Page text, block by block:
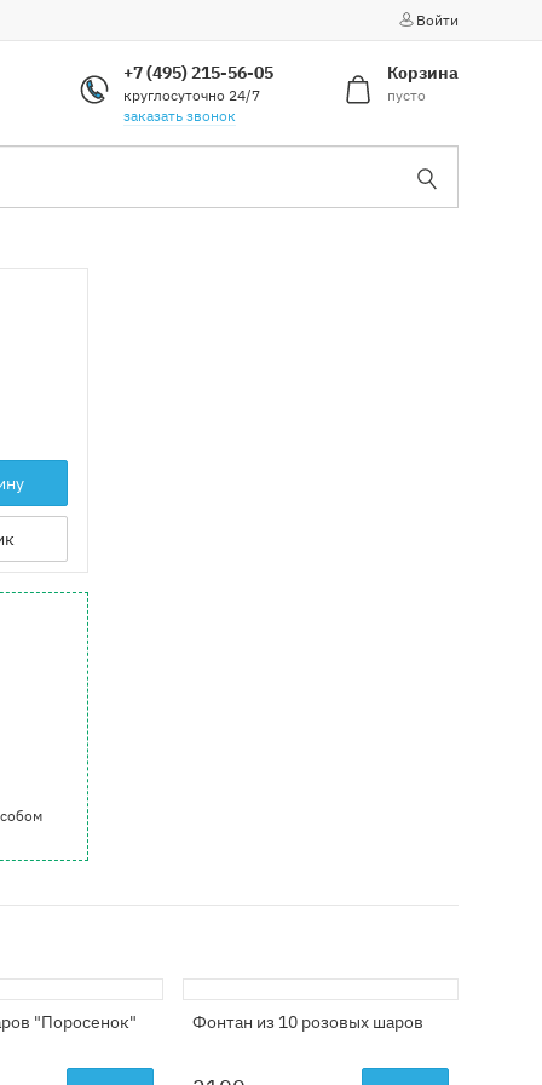
Войти
+7 (495) 215-56-05
круглосуточно 24/7
заказать звонок
Корзина
пусто
"Поросенок"
Фонтан из 10 розовых шаров